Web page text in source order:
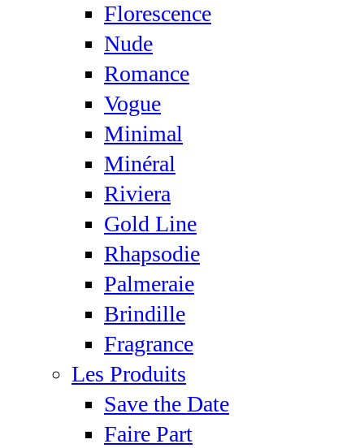
Florescence
Nude
Romance
Vogue
Minimal
Minéral
Riviera
Gold Line
Rhapsodie
Palmeraie
Brindille
Fragrance
Les Produits
Save the Date
Faire Part